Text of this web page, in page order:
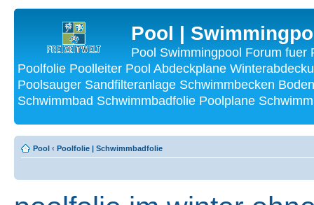
Pool |
Pool Swimmingpool Forum fuer
Poolfolie Poolleiter Pool Abdeckplane
Poolsauger Sandfilteranlage Schwimmbecken
Schwimmbad Schwimmbadfolie Poolplane
Pool ‹ Poolfolie | Schwimmbadfolie